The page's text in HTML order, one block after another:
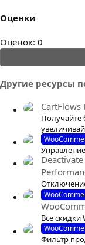
Оценки
0
.
0
0
з
Оценок: 0
Другие ресурсы
CartFlows
Получайте
Все скидки
Фильтр